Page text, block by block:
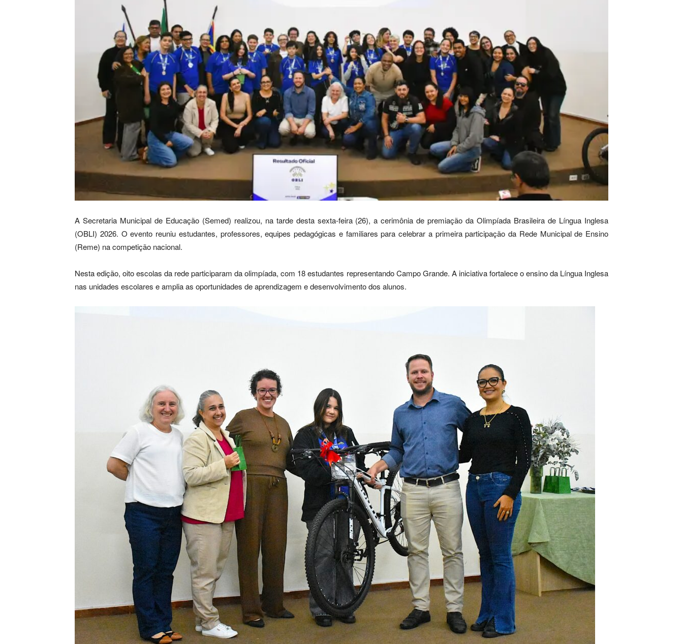
A Secretaria Municipal de Educação (Semed) realizou, na tarde desta sexta-feira (26), a cerimônia de premiação da Olimpíada Brasileira de Língua Inglesa
(OBLI) 2026. O evento reuniu estudantes, professores, equipes pedagógicas e familiares para celebrar a primeira participação da Rede Municipal de Ensino
(Reme) na competição nacional.
Nesta edição, oito escolas da rede participaram da olimpíada, com 18 estudantes representando Campo Grande. A iniciativa fortalece o ensino da Língua Inglesa
nas unidades escolares e amplia as oportunidades de aprendizagem e desenvolvimento dos alunos.